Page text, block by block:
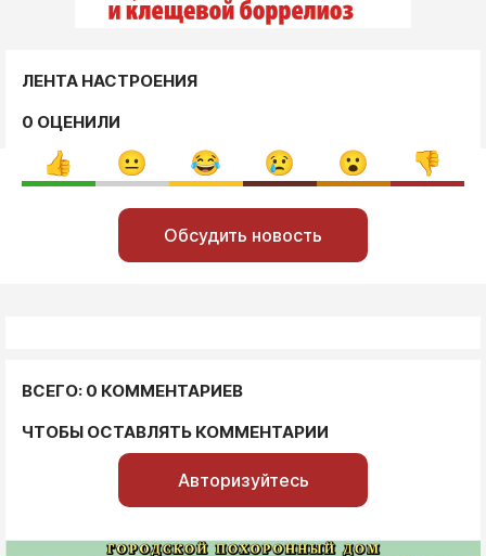
ЛЕНТА НАСТРОЕНИЯ
0 ОЦЕНИЛИ
Обсудить новость
ВСЕГО: 0 КОММЕНТАРИЕВ
ЧТОБЫ ОСТАВЛЯТЬ КОММЕНТАРИИ
Авторизуйтесь